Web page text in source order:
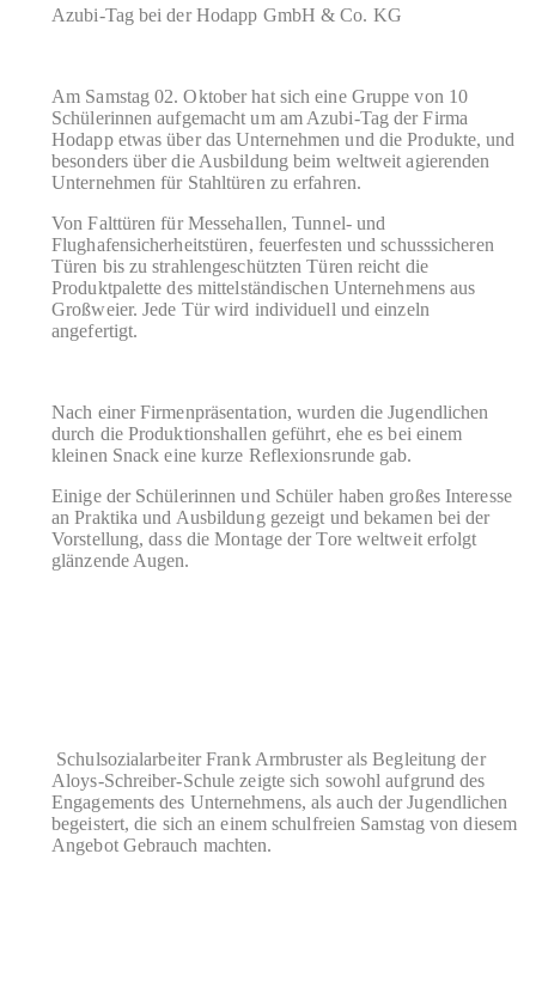
Azubi-Tag bei der Hodapp GmbH & Co. KG
Am Samstag 02. Oktober hat sich eine Gruppe von 10
Schülerinnen aufgemacht um am Azubi-Tag der Firma
Hodapp etwas über das Unternehmen und die Produkte, und
besonders über die Ausbildung beim weltweit agierenden
Unternehmen für Stahltüren zu erfahren.
Von Falttüren für Messehallen, Tunnel- und
Flughafensicherheitstüren, feuerfesten und schusssicheren
Türen bis zu strahlengeschützten Türen reicht die
Produktpalette des mittelständischen Unternehmens aus
Großweier. Jede Tür wird individuell und einzeln
angefertigt.
Nach einer Firmenpräsentation, wurden die Jugendlichen
durch die Produktionshallen geführt, ehe es bei einem
kleinen Snack eine kurze Reflexionsrunde gab.
Einige der Schülerinnen und Schüler haben großes Interesse
an Praktika und Ausbildung gezeigt und bekamen bei der
Vorstellung, dass die Montage der Tore weltweit erfolgt
glänzende Augen.
Schulsozialarbeiter Frank Armbruster als Begleitung der
Aloys-Schreiber-Schule zeigte sich sowohl aufgrund des
Engagements des Unternehmens, als auch der Jugendlichen
begeistert, die sich an einem schulfreien Samstag von diesem
Angebot Gebrauch machten.